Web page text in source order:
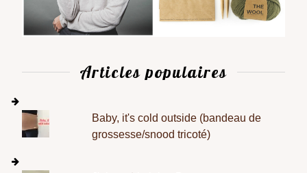
Articles populaires
Baby, it's cold outside (bandeau de
grossesse/snood tricoté)